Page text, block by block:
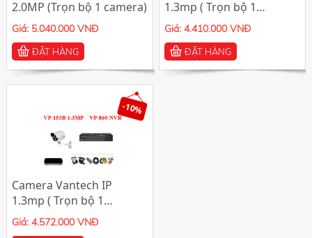
2.0MP (Trọn bộ 1 camera)
Giá: 5.040.000 VNĐ
ĐẶT HÀNG
1.3mp ( Trọn bộ 1
camera)
Giá: 4.410.000 VNĐ
ĐẶT HÀNG
-10%
Camera Vantech IP
1.3mp ( Trọn bộ 1
camera)
Giá: 4.572.000 VNĐ